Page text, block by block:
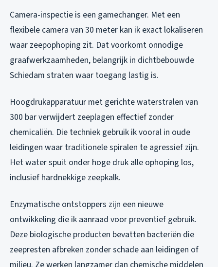
Camera-inspectie is een gamechanger. Met een
flexibele camera van 30 meter kan ik exact lokaliseren
waar zeepophoping zit. Dat voorkomt onnodige
graafwerkzaamheden, belangrijk in dichtbebouwde
Schiedam straten waar toegang lastig is.
Hoogdrukapparatuur met gerichte waterstralen van
300 bar verwijdert zeeplagen effectief zonder
chemicaliën. Die techniek gebruik ik vooral in oude
leidingen waar traditionele spiralen te agressief zijn.
Het water spuit onder hoge druk alle ophoping los,
inclusief hardnekkige zeepkalk.
Enzymatische ontstoppers zijn een nieuwe
ontwikkeling die ik aanraad voor preventief gebruik.
Deze biologische producten bevatten bacteriën die
zeepresten afbreken zonder schade aan leidingen of